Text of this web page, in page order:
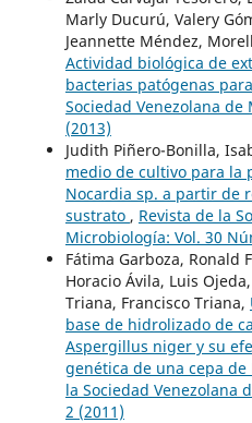
Marly Ducurú, Valery
Jeannette Méndez,
Actividad biológica de
bacterias patógenas
Sociedad Venezolana
(2013)
Judith Piñero-Bonilla,
medio de cultivo para la
Nocardia sp. a partir de
sustrato , Revista de la
Microbiología: Vol. 30
Fátima Garboza, Ronald
Horacio Ávila, Luis
Triana, Francisco Triana,
base de hidrolizado de
Aspergillus niger y su
genética de una cepa de
la Sociedad Venezolana
2 (2011)